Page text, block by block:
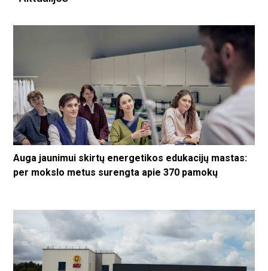
Auga jaunimui skirtų energetikos edukacijų mastas:
per mokslo metus surengta apie 370 pamokų